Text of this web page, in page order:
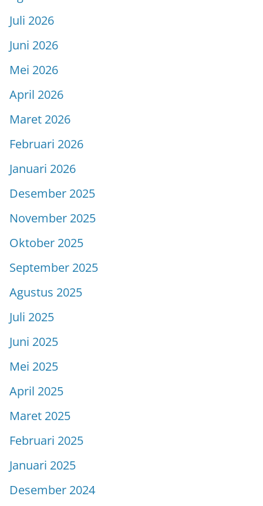
Juli 2026
Juni 2026
Mei 2026
April 2026
Maret 2026
Februari 2026
Januari 2026
Desember 2025
November 2025
Oktober 2025
September 2025
Agustus 2025
Juli 2025
Juni 2025
Mei 2025
April 2025
Maret 2025
Februari 2025
Januari 2025
Desember 2024